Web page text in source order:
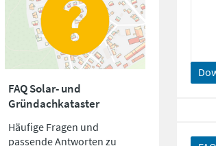
FAQ Solar- und
Gründachkataster
Häufige Fragen und
passende Antworten zu